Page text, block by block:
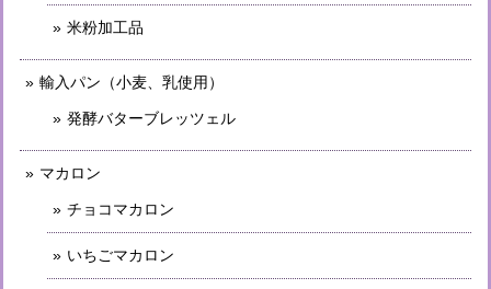
米粉加工品
輸入パン（小麦、乳使用）
発酵バターブレッツェル
マカロン
チョコマカロン
いちごマカロン